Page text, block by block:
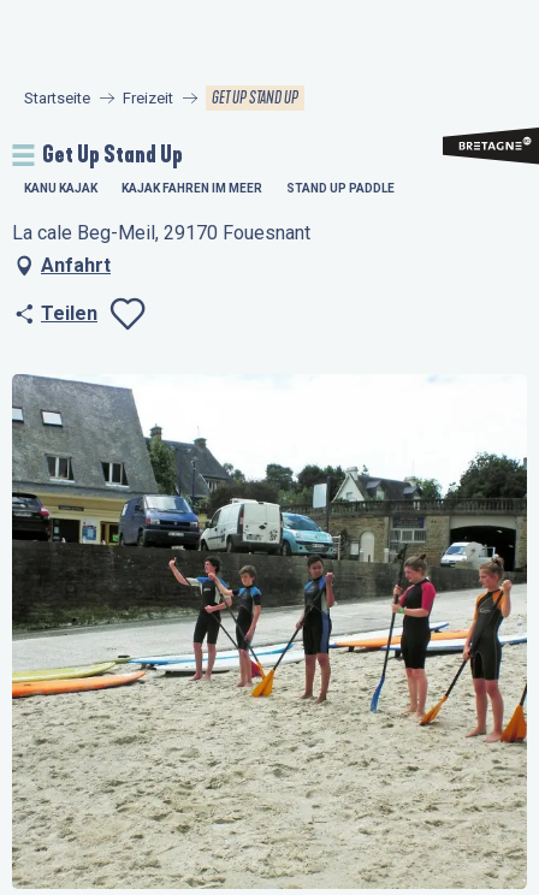
principal
Startseite Freizeit GET UP STAND UP
Get Up Stand Up
KANU KAJAK KAJAK FAHREN IM MEER STAND UP PADDLE
La cale Beg-Meil, 29170 Fouesnant
Anfahrt
Teilen